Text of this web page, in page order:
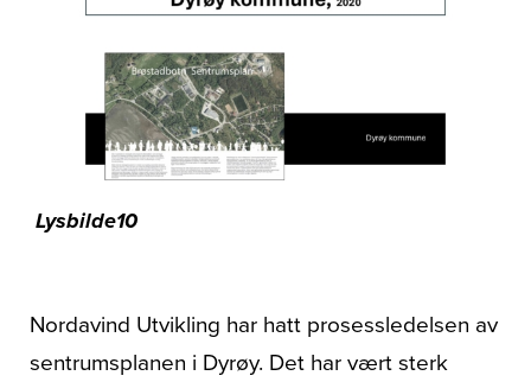
Publikasjoner
Lysbilde10
Nordavind Utvikling har hatt prosessledelsen av
sentrumsplanen i Dyrøy. Det har vært sterk